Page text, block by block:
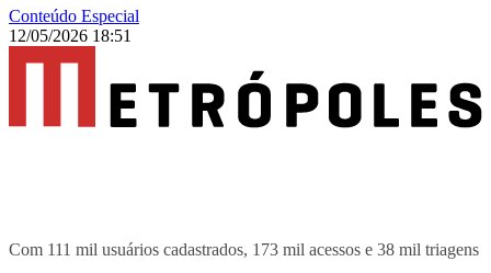
Conteúdo Especial
12/05/2026 18:51
Com 111 mil usuários cadastrados, 173 mil acessos e 38 mil triagens